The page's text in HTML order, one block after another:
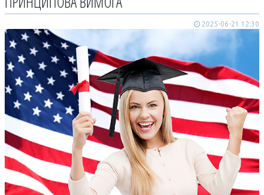
2025-06-21 12:30